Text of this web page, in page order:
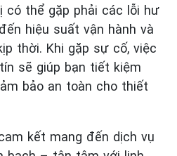
có thể gặp phải các lỗi hư
hiệu suất vận hành và
thời. Khi gặp sự cố, việc
sẽ giúp bạn tiết kiệm
bảo an toàn cho thiết
kết mang đến dịch vụ